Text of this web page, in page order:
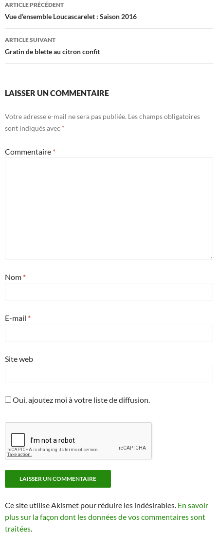
des
articles
ARTICLE PRÉCÉDENT
Vue d’ensemble Loucascarelet : Saison 2016
ARTICLE SUIVANT
Gratin de blette au citron confit
LAISSER UN COMMENTAIRE
Votre adresse e-mail ne sera pas publiée. Les champs obligatoires
sont indiqués avec *
Commentaire *
Nom *
E-mail *
Site web
Oui, ajoutez moi à votre liste de diffusion.
Ce site utilise Akismet pour réduire les indésirables. En savoir
plus sur la façon dont les données de vos commentaires sont
traitées.